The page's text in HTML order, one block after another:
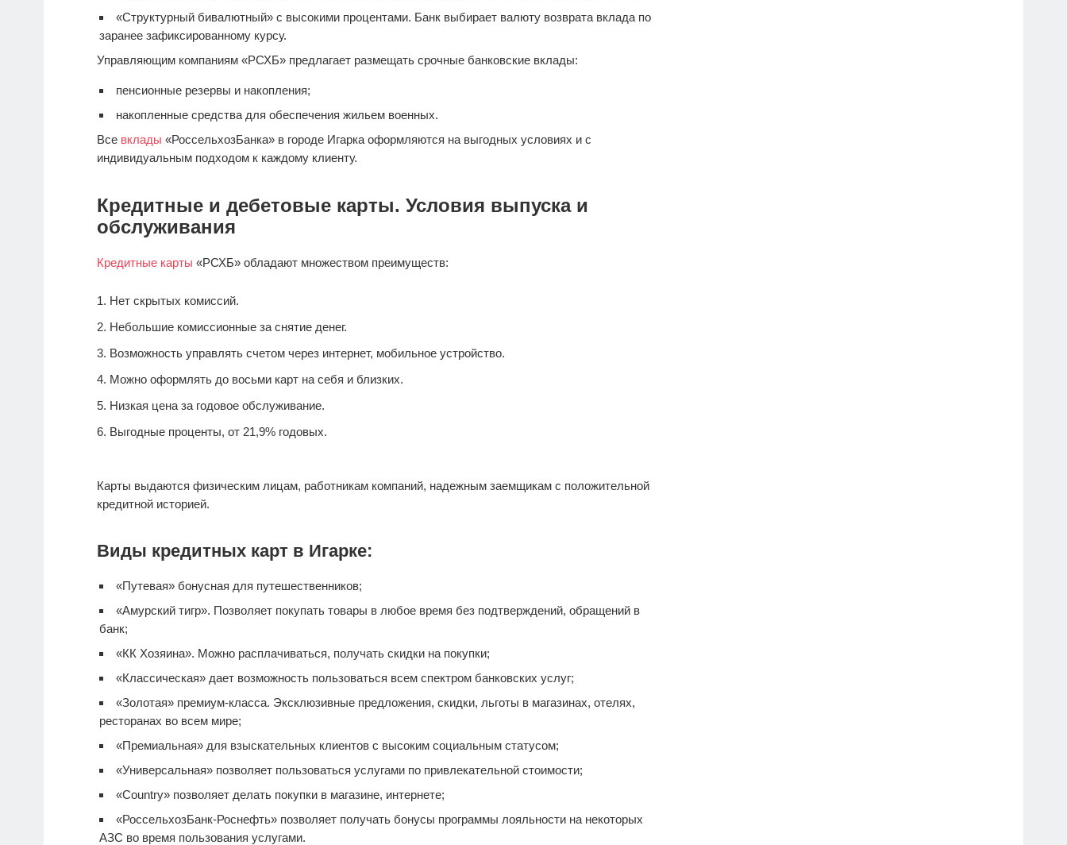
«Структурный бивалютный» с высокими процентами. Банк выбирает валюту возврата вклада по
заранее зафиксированному курсу.
Управляющим компаниям «РСХБ» предлагает размещать срочные банковские вклады:
пенсионные резервы и накопления;
накопленные средства для обеспечения жильем военных.
Все вклады «РоссельхозБанка» в городе Игарка оформляются на выгодных условиях и с
индивидуальным подходом к каждому клиенту.
Кредитные и дебетовые карты. Условия выпуска и
обслуживания
Кредитные карты «РСХБ» обладают множеством преимуществ:
Нет скрытых комиссий.
Небольшие комиссионные за снятие денег.
Возможность управлять счетом через интернет, мобильное устройство.
Можно оформлять до восьми карт на себя и близких.
Низкая цена за годовое обслуживание.
Выгодные проценты, от 21,9% годовых.
Карты выдаются физическим лицам, работникам компаний, надежным заемщикам с положительной
кредитной историей.
Виды кредитных карт в Игарке:
«Путевая» бонусная для путешественников;
«Амурский тигр». Позволяет покупать товары в любое время без подтверждений, обращений в
банк;
«КК Хозяина». Можно расплачиваться, получать скидки на покупки;
«Классическая» дает возможность пользоваться всем спектром банковских услуг;
«Золотая» премиум-класса. Эксклюзивные предложения, скидки, льготы в магазинах, отелях,
ресторанах во всем мире;
«Премиальная» для взыскательных клиентов с высоким социальным статусом;
«Универсальная» позволяет пользоваться услугами по привлекательной стоимости;
«Country» позволяет делать покупки в магазине, интернете;
«РоссельхозБанк-Роснефть» позволяет получать бонусы программы лояльности на некоторых
АЗС во время пользования услугами.